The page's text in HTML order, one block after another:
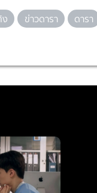
ง ข่าวดารา ดารา